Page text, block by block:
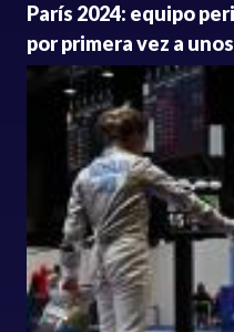
París 2024: equipo
por primera vez a